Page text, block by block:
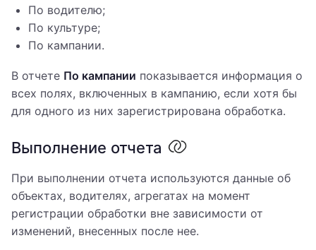
По водителю;
По культуре;
По кампании.
В отчете По кампании показывается информация о
всех полях, включенных в кампанию, если хотя бы
для одного из них зарегистрирована обработка.
Выполнение отчета
При выполнении отчета используются данные об
объектах, водителях, агрегатах на момент
регистрации обработки вне зависимости от
изменений, внесенных после нее.